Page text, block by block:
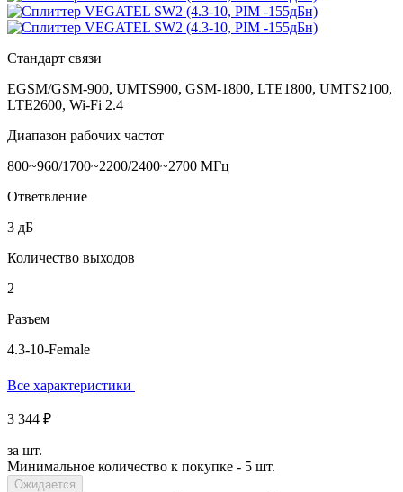
Стандарт связи
EGSM/GSM-900, UMTS900, GSM-1800, LTE1800, UMTS2100,
LTE2600, Wi-Fi 2.4
Диапазон рабочих частот
800~960/1700~2200/2400~2700 МГц
Ответвление
3 дБ
Количество выходов
2
Разъем
4.3-10-Female
Все характеристики
3 344 ₽
за шт.
Минимальное количество к покупке - 5 шт.
Ожидается